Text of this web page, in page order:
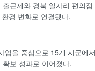
근제와 경북 일자리 편의
경 변화로 연결됐다.
업을 중심으로 15개 시군에
보 성과로 이어졌다.